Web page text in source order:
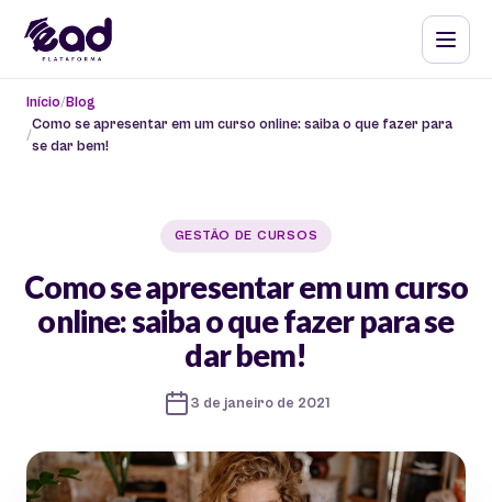
Início Blog
Como se apresentar em um curso online: saiba o que fazer para
se dar bem!
GESTÃO DE CURSOS
Como se apresentar em um curso
online: saiba o que fazer para se
dar bem!
3 de janeiro de 2021